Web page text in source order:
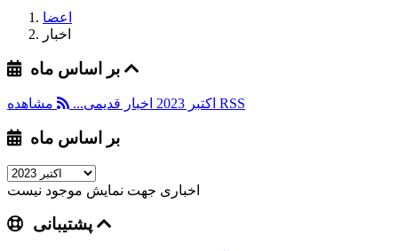
اعضا
اخبار
اکتبر 2023 اخبار قدیمی... مشاهده RSS
بر اساس ماه
اخباری جهت نمایش موجود نیست